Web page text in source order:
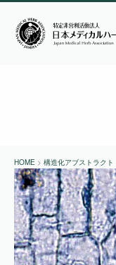
HOME > 構造化アブストラクト